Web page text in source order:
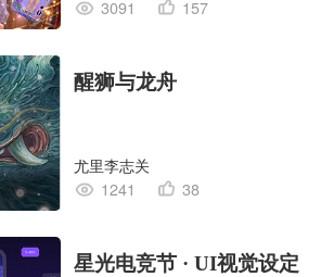
3091
157
醒狮与龙舟
尤里李志关
1241
38
星光电竞节 · UI视觉设定